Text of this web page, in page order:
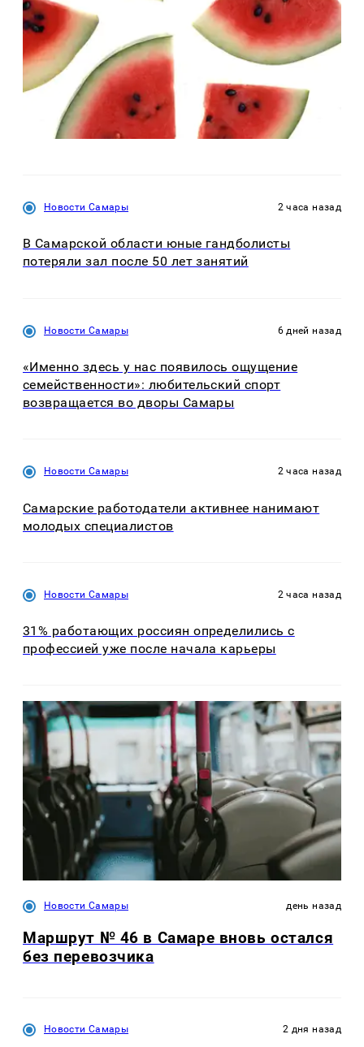
Новости Самары 2 часа назад
В Самарской области юные гандболисты
потеряли зал после 50 лет занятий
Новости Самары 6 дней назад
«Именно здесь у нас появилось ощущение
семейственности»: любительский спорт
возвращается во дворы Самары
Новости Самары 2 часа назад
Самарские работодатели активнее нанимают
молодых специалистов
Новости Самары 2 часа назад
31% работающих россиян определились с
профессией уже после начала карьеры
Новости Самары день назад
Маршрут № 46 в Самаре вновь остался
без перевозчика
Новости Самары 2 дня назад